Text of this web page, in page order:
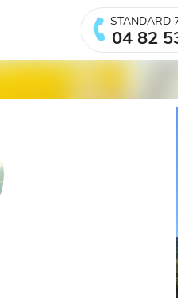
STANDARD
04 82